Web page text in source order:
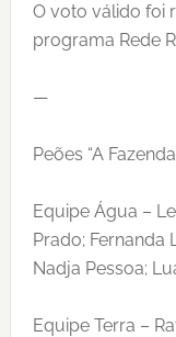
O voto válido foi
programa Rede
—
Peões “A
Equipe Água –
Prado; Fernanda
Nadja Pessoa;
Equipe Terra –